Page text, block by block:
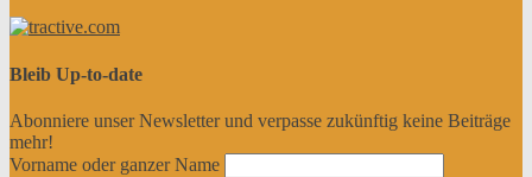
Bleib Up-to-date
Abonniere unser Newsletter und verpasse zukünftig keine Beiträge
mehr!
Vorname oder ganzer Name